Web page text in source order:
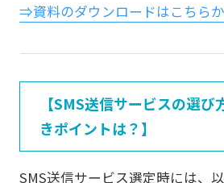
⇒資料のダウンロードはこちら
【SMS送信サービスの選び
きポイントは？】
SMS送信サービス選定時には、